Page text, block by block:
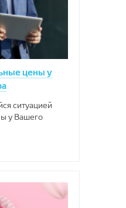
цены у
ситуацией
у Вашего